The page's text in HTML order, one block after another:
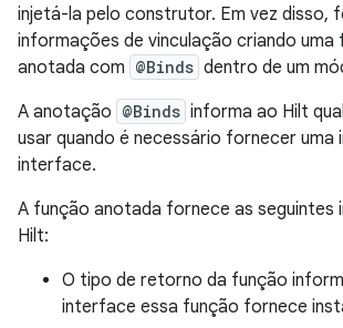
injetá-la pelo construtor. Em vez disso,
informações de vinculação criando
anotada com @Binds dentro de um
A anotação @Binds informa ao Hilt
usar quando é necessário fornecer uma
interface.
A função anotada fornece as seguintes
Hilt:
O tipo de retorno da função
interface essa função fornece